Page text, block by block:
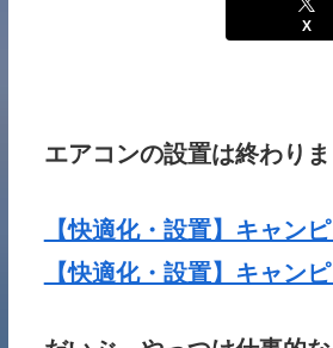
X
エアコンの設置は終わりま
【快適化・設置】キャン
【快適化・設置】キャン